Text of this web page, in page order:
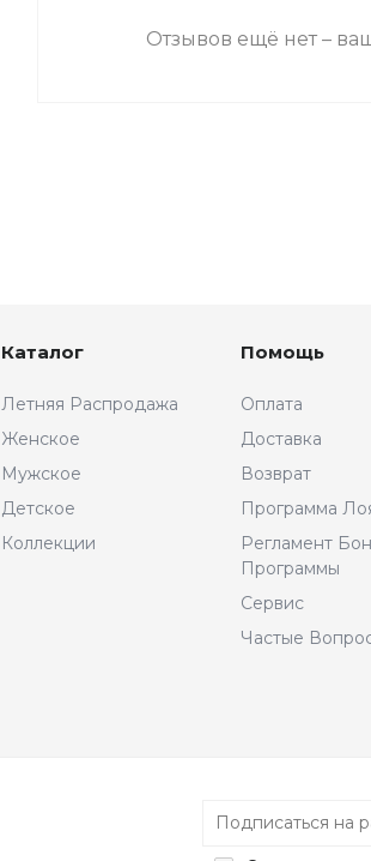
Отзывов ещё нет –
Каталог
Летняя Распродажа
Женское
Мужское
Детское
Коллекции
Помощь
Оплата
Доставка
Возврат
Программа
Регламент
Программы
Сервис
Частые